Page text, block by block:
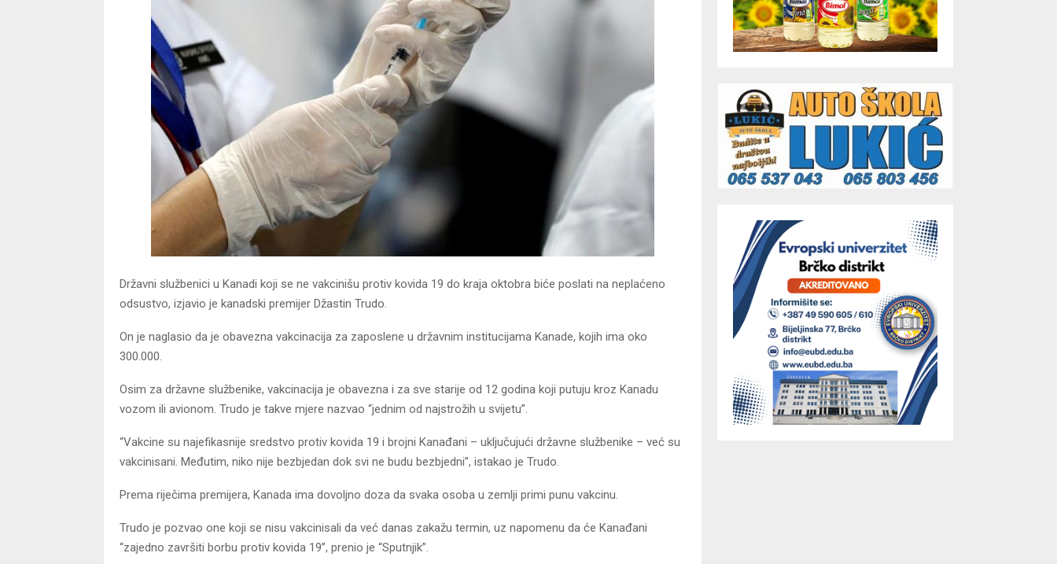
Državni službenici u Kanadi koji se ne vakcinišu protiv kovida 19 do kraja oktobra biće poslati na neplaćeno
odsustvo, izjavio je kanadski premijer Džastin Trudo.
On je naglasio da je obavezna vakcinacija za zaposlene u državnim institucijama Kanade, kojih ima oko
300.000.
Osim za državne službenike, vakcinacija je obavezna i za sve starije od 12 godina koji putuju kroz Kanadu
vozom ili avionom. Trudo je takve mjere nazvao “jednim od najstrožih u svijetu”.
“Vakcine su najefikasnije sredstvo protiv kovida 19 i brojni Kanađani – uključujući državne službenike – već su
vakcinisani. Međutim, niko nije bezbjedan dok svi ne budu bezbjedni”, istakao je Trudo.
Prema riječima premijera, Kanada ima dovoljno doza da svaka osoba u zemlji primi punu vakcinu.
Trudo je pozvao one koji se nisu vakcinisali da već danas zakažu termin, uz napomenu da će Kanađani
“zajedno završiti borbu protiv kovida 19”, prenio je “Sputnjik”.